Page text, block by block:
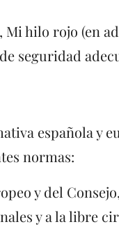
hilo rojo (en
seguridad
española y
normas:
y del
y a la libre